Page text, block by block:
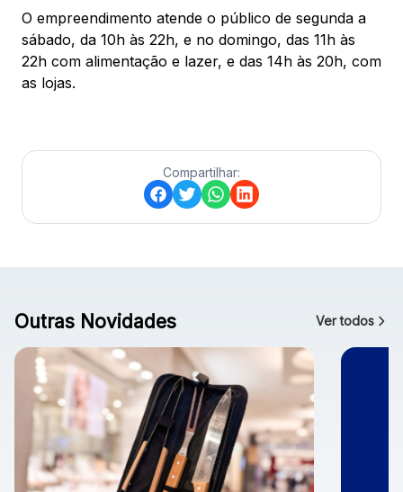
O empreendimento atende o público de segunda a
sábado, da 10h às 22h, e no domingo, das 11h às
22h com alimentação e lazer, e das 14h às 20h, com
as lojas.
Compartilhar:
Outras Novidades Ver todos